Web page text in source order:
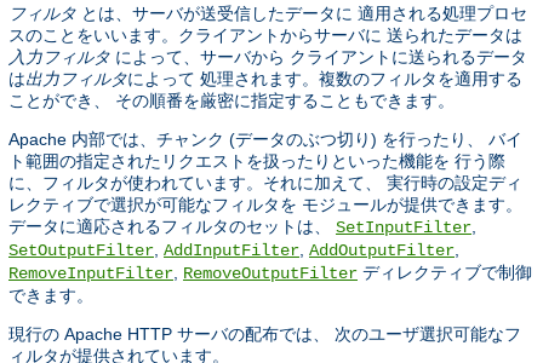
フィルタ とは、サーバが送受信したデータに 適用される処理プロセ
スのことをいいます。クライアントからサーバに 送られたデータは
入力フィルタ によって、サーバから クライアントに送られるデータ
は出力フィルタによって 処理されます。複数のフィルタを適用する
ことができ、 その順番を厳密に指定することもできます。
Apache 内部では、チャンク (データのぶつ切り) を行ったり、 バイ
ト範囲の指定されたリクエストを扱ったりといった機能を 行う際
に、フィルタが使われています。それに加えて、 実行時の設定ディ
レクティブで選択が可能なフィルタを モジュールが提供できます。
データに適応されるフィルタのセットは、 SetInputFilter
SetOutputFilter AddInputFilter AddOutputFilter
RemoveInputFilter RemoveOutputFilter ディレクティブで制御
できます。
現行の Apache HTTP サーバの配布では、 次のユーザ選択可能なフ
ィルタが提供されています。